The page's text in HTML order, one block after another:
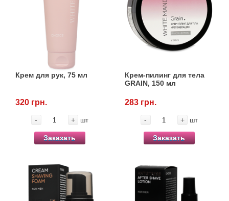
Крем для рук, 75 мл
320 грн.
- + шт
Заказать
Крем-пилинг для тела
GRAIN, 150 мл
283 грн.
- + шт
Заказать